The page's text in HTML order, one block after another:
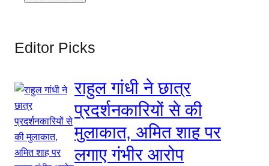
Editor Picks
राहुल गांधी ने छात्र
प्रदर्शनकारियों से की
मुलाकात, अमित शाह पर
लगाए गंभीर आरोप